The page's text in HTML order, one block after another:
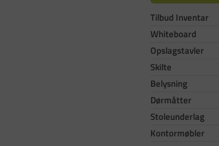
Tilbud Inventar
Whiteboard
Opslagstavler
Skilte
Belysning
Dørmåtter
Stoleunderlag
Kontormøbler